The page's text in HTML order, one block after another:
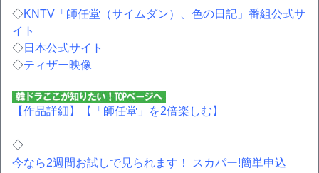
◇KNTV「師任堂（サイムダン）、色の日記」番組公式サ
イト
◇日本公式サイト
◇ティザー映像
【作品詳細】 【「師任堂」を2倍楽しむ】
◇
今なら2週間お試しで見られます！ スカパー!簡単申込